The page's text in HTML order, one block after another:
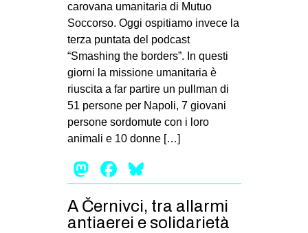
carovana umanitaria di Mutuo
Soccorso. Oggi ospitiamo invece la
terza puntata del podcast
“Smashing the borders”. In questi
giorni la missione umanitaria è
riuscita a far partire un pullman di
51 persone per Napoli, 7 giovani
persone sordomute con i loro
animali e 10 donne […]
Mastodon
Facebook
A Černivci, tra allarmi
antiaerei e solidarietà